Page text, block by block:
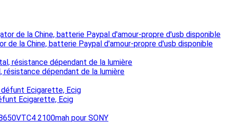
de la Chine, batterie Paypal d'amour-propre d'usb disponible
dépendant de la lumière
Ecigarette, Ecig